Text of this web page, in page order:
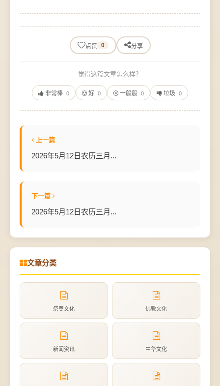
点赞 0 分享
觉得这篇文章怎么样？
非常棒 0 好 0 一般般 0 垃圾 0
上一篇
2026年5月12日农历三月...
下一篇
2026年5月12日农历三月...
文章分类
祭奠文化 佛教文化
新闻资讯 中华文化